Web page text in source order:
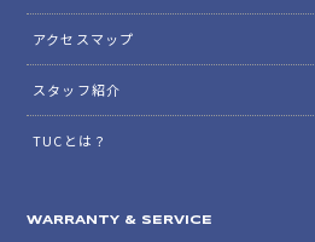
アクセスマップ
スタッフ紹介
TUCとは？
WARRANTY & SERVICE